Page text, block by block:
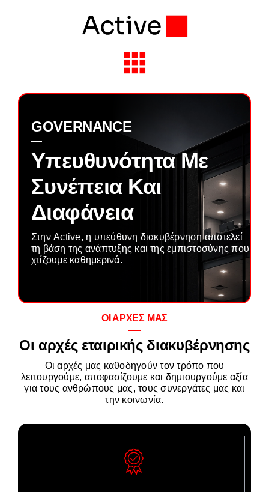
Toggle
Navigation
Industries
Partners
About Active
Insights
GET IN TOUCH
GOVERNANCE
Υπευθυνότητα Με
Συνέπεια Και
Διαφάνεια
Στην Active, η υπεύθυνη διακυβέρνηση αποτελεί
τη βάση της ανάπτυξης και της εμπιστοσύνης που
χτίζουμε καθημερινά.
ΟΙ ΑΡΧΕΣ ΜΑΣ
Οι αρχές εταιρικής διακυβέρνησης
Οι αρχές μας καθοδηγούν τον τρόπο που
λειτουργούμε, αποφασίζουμε και δημιουργούμε αξία
για τους ανθρώπους μας, τους συνεργάτες μας και
την κοινωνία.